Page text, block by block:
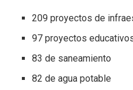
209 proyectos de
97 proyectos
83 de saneamiento
82 de agua potable